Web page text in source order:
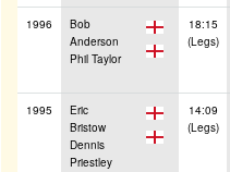
1996
Bob
Anderson
Phil Taylor
18:15
(Legs)
1995
Eric
Bristow
Dennis
Priestley
14:09
(Legs)